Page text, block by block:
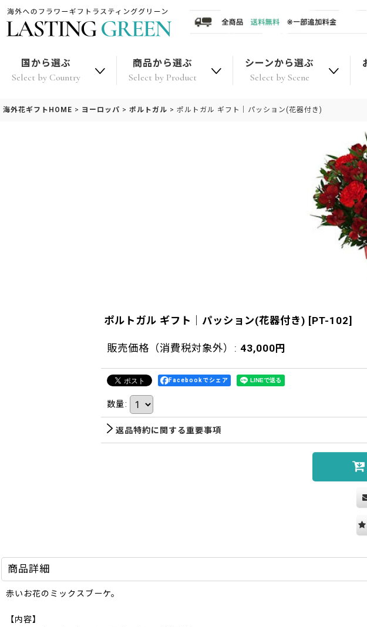
国から選ぶ
Select by Country
商品から選ぶ
Select by Product
シーンから選ぶ
Select by Scene
海外花ギフトHOME > ヨーロッパ > ポルトガル > ポルトガル ギフト｜パッション(花器付き)
ポルトガル ギフト｜パッション(花器付き) [PT-102]
販売価格（消費税対象外） : 43,000 円
Facebookでシェア
数量:
返品特約に関する重要事項
商品詳細
赤いお花のミックスブーケ。
【内容】